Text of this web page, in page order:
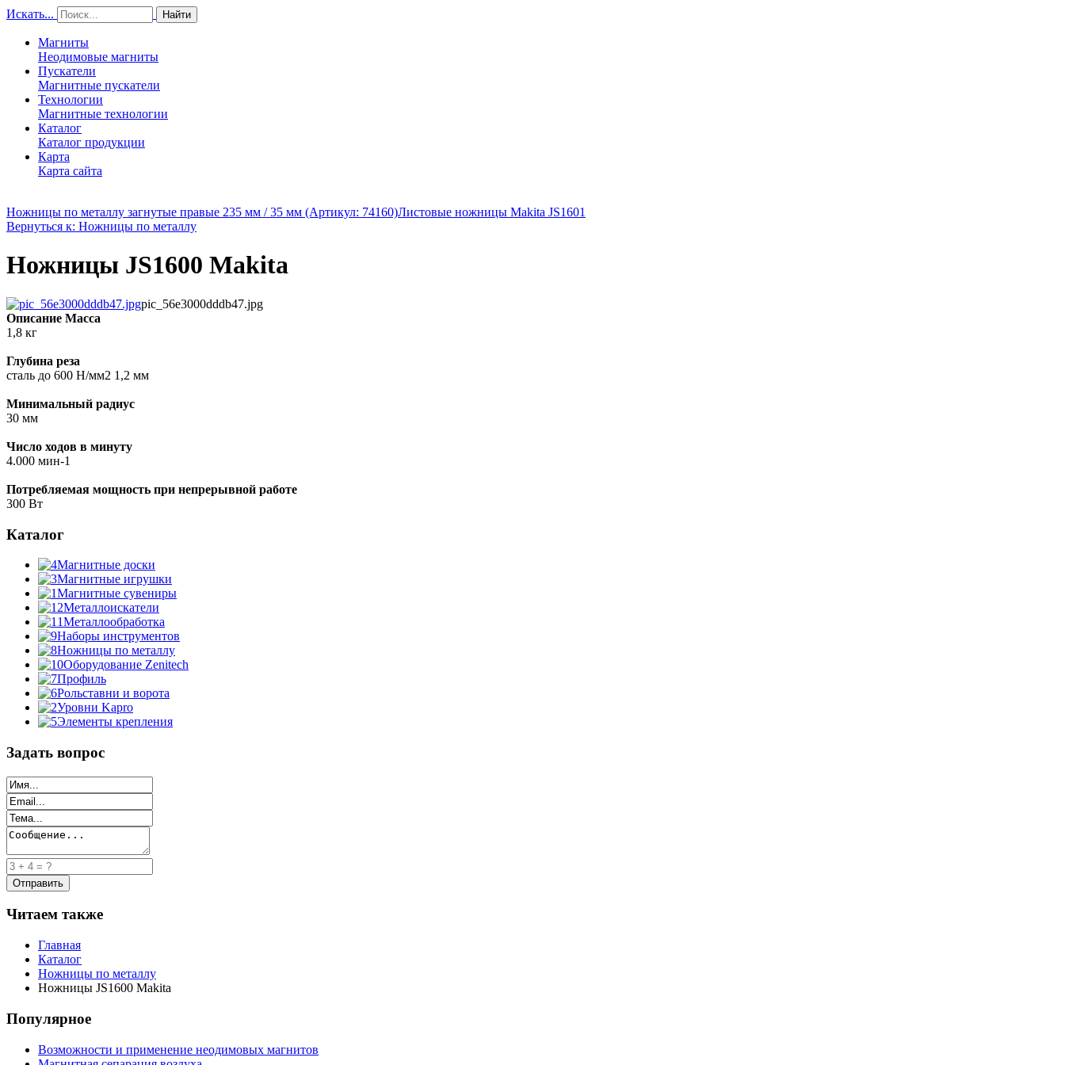
Искать... Найти
Магниты
Неодимовые магниты
Пускатели
Магнитные пускатели
Технологии
Магнитные технологии
Каталог
Каталог продукции
Карта
Карта сайта
Ножницы по металлу загнутые правые 235 мм / 35 мм (Артикул: 74160)Листовые ножницы Makita JS1601
Вернуться к: Ножницы по металлу
Ножницы JS1600 Makita
pic_56e3000dddb47.jpg
Описание Масса
1,8 кг
Глубина реза
сталь до 600 Н/мм2 1,2 мм
Минимальный радиус
30 мм
Число ходов в минуту
4.000 мин-1
Потребляемая мощность при непрерывной работе
300 Вт
Каталог
Магнитные доски
Магнитные игрушки
Магнитные сувениры
Металлоискатели
Металлообработка
Наборы инструментов
Ножницы по металлу
Оборудование Zenitech
Профиль
Рольставни и ворота
Уровни Kapro
Элементы крепления
Задать вопрос
Читаем также
Главная
Каталог
Ножницы по металлу
Ножницы JS1600 Makita
Популярное
Возможности и применение неодимовых магнитов